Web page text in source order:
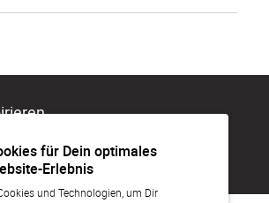
für Dein optimales
Erlebnis
und Technologien, um Dir